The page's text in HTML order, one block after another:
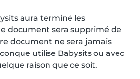
aura terminé les
document sera supprimé de
document ne sera jamais
utilise Babysits ou avec
raison que ce soit.